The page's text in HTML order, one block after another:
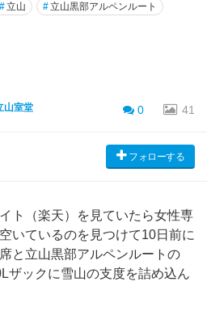
#立山 #立山黒部アルペンルート
室堂 0 41
フォローする
ト（楽天）を見ていたら女性専
いているのを見つけて10日前に
と立山黒部アルペンルートの
ザックに雪山の支度を詰め込ん